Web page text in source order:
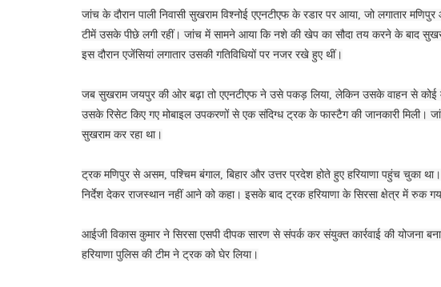
जांच के दौरान पाली निवासी सुखराम विश्नोई एएनटीएफ के रडार पर आया, जो लगातार
टीमें उसके पीछे लगी रहीं। जांच में सामने आया कि नशे की खेप का सौदा तय करने के बाद
इस दौरान एजेंसियां लगातार उसकी गतिविधियों पर नजर रखे हुए थीं।
जब सुखराम जयपुर की ओर बढ़ा तो एएनटीएफ ने उसे पकड़ लिया, लेकिन उसके वाहन से कोई
उसके रिसेट किए गए मोबाइल उपकरणों से एक संदिग्ध ट्रक के फास्टैग की जानकारी मिली।
सुखराम कर रहा था।
ट्रक मणिपुर से असम, पश्चिम बंगाल, बिहार और उत्तर प्रदेश होते हुए हरियाणा पहुंच चुका
निर्देश देकर राजस्थान नहीं आने को कहा। इसके बाद ट्रक हरियाणा के सिरसा क्षेत्र में रुक
आईजी विकास कुमार ने सिरसा एसपी दीपक सारण से संपर्क कर संयुक्त कार्रवाई की योजना
हरियाणा पुलिस की टीम ने ट्रक को घेर लिया।